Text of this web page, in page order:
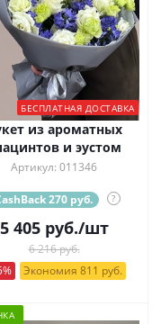
БЕСПЛАТНАЯ ДОСТАВКА
из ароматных
и эустом
Артикул: 011346
270 руб. ?
5 405руб./шт
6 216 руб.
Экономия 811 руб.